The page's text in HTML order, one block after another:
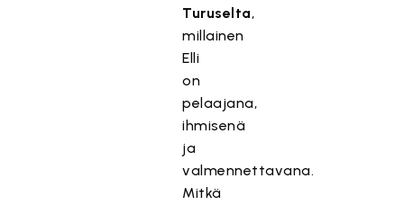
Turuselta,
millainen
Elli
on
pelaajana,
ihmisenä
ja
valmennettavana.
Mitkä